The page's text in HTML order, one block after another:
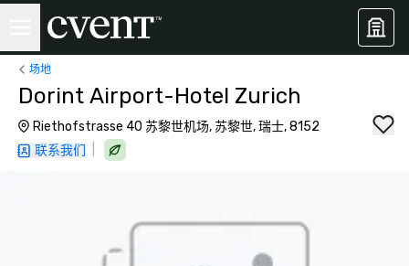
场地
Dorint Airport-Hotel Zurich
Riethofstrasse 40 苏黎世机场, 苏黎世, 瑞士, 8152
联系我们